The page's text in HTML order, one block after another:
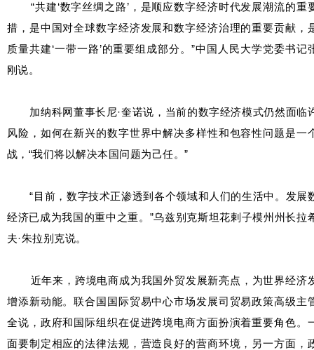
“共建‘数字丝绸之路’，是顺应数字经济时代发展潮流的重
措，是中国对全球数字经济发展和数字经济治理的重要贡献，
质量共建‘一带一路’的重要组成部分。”中国人民大学党委书记
刚说。
加纳科网董事长尼·奎诺说，当前的数字经济模式仍然面临
风险，如何在新兴的数字世界中解决多样性和包容性问题是一
战，“我们将以解决本国问题为己任。”
“目前，数字技术正渗透到各个领域和人们的生活中。发展
经济已成为我国的重中之重。”乌兹别克斯坦花剌子模州州长拉
夫·朱拉别克说。
近年来，跨境电商成为我国外贸发展新亮点，为世界经济
增添新动能。联合国国际贸易中心市场发展司贸易政策高级主
全说，政府和国际组织在促进跨境电商方面扮演着重要角色。
面要制定相应的法律法规，营造良好的营商环境，另一方面，